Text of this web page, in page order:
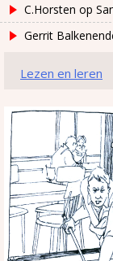
C.Horsten op
Gerrit
Lezen en leren